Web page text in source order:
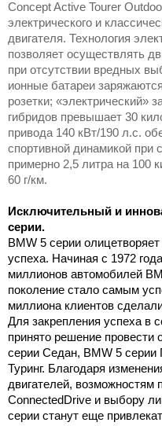
Concept Active Tourer
электрического и
двигателя. Технология
позволяет осуществлять
при отсутствии вредных
ионные батареи
розетки; «электрический»
гибридов превышает 30
привода 140 кВт/190 л.с.
спортивной динамикой при
примерно 2,5 литра на 100
60 г/км.
Исключительный и
серии.
BMW 5 серии
успеха. Начиная с 1972
миллионов автомобилей
поколение стало самым
миллиона клиентов
Для закрепления успеха в
принято решение провести
серии Седан, BMW 5 серии
Туринг. Благодаря
двигателей, возможностям
ConnectedDrive и выбору
серии станут еще